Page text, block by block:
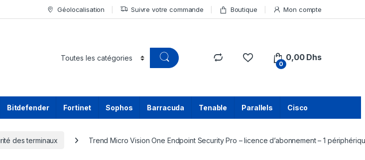
Géolocalisation Suivre votre commande Boutique Mon compte
0
0,00 Dhs
Bitdefender Fortinet Sophos Barracuda Tenable Parallels Cisco
des terminaux Trend Micro Vision One Endpoint Security Pro – licence d’abonnement – 1